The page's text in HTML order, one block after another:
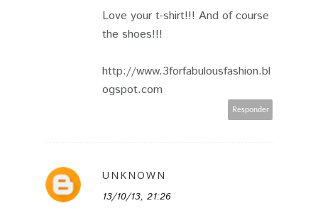
Love your t-shirt!!! And of course
the shoes!!!
http://www.3forfabulousfashion.bl
ogspot.com
Responder
UNKNOWN
13/10/13, 21:26